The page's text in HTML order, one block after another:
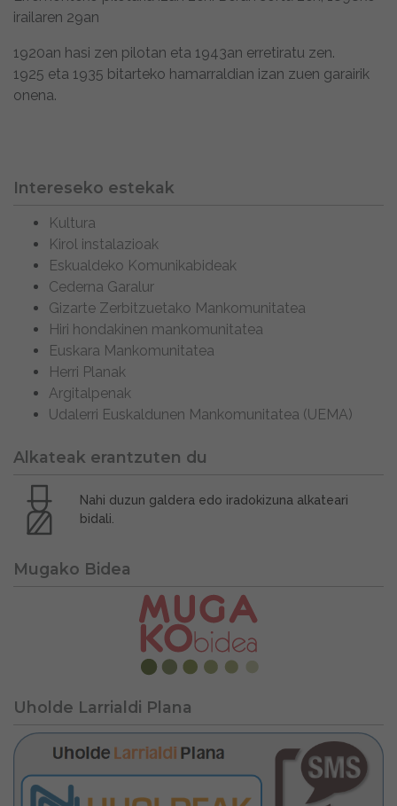
irailaren 29an
1920an hasi zen pilotan eta 1943an erretiratu zen.
1925 eta 1935 bitarteko hamarraldian izan zuen garairik
onena.
Intereseko estekak
Kultura
Kirol instalazioak
Eskualdeko Komunikabideak
Cederna Garalur
Gizarte Zerbitzuetako Mankomunitatea
Hiri hondakinen mankomunitatea
Euskara Mankomunitatea
Herri Planak
Argitalpenak
Udalerri Euskaldunen Mankomunitatea (UEMA)
Alkateak erantzuten du
Nahi duzun galdera edo iradokizuna alkateari
bidali.
Mugako Bidea
Uholde Larrialdi Plana